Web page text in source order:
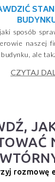
sposób
naszej
ale
CZYTAJ
rozmowę